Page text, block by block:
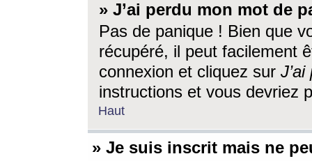
» J’ai perdu mon mot de
Pas de panique ! Bien que
récupéré, il peut facilement
connexion et cliquez sur
instructions et vous devriez
Haut
» Je suis inscrit mais ne